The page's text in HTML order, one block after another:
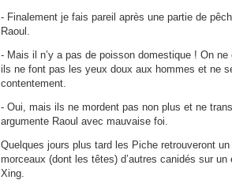
- Finalement je fais pareil après une partie de
Raoul.
- Mais il n’y a pas de poisson domestique ! On
ils ne font pas les yeux doux aux hommes et ne
contentement.
- Oui, mais ils ne mordent pas non plus et ne
argumente Raoul avec mauvaise foi.
Quelques jours plus tard les Piche retrouveront
morceaux (dont les têtes) d’autres canidés sur
Xing.